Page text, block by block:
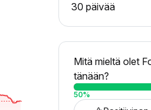
30 päivää
Mitä mieltä olet
tänään?
50%